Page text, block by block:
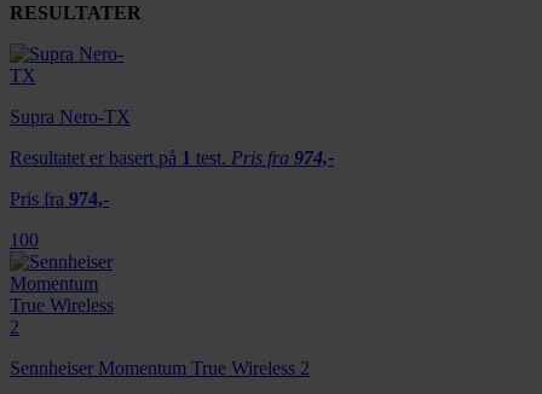
RESULTATER
Supra Nero-TX
Resultatet er basert på 1 test. Pris fra 974,-
Pris fra 974,-
100
Sennheiser Momentum True Wireless 2